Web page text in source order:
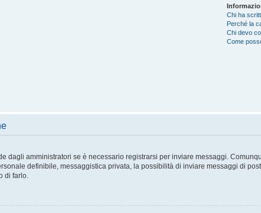
Chi ha
Perché la
Chi devo
Come
dagli amministratori se è necessario registrarsi per inviare messaggi.
definibile, messaggistica privata, la possibilità di inviare messaggi di
di farlo.